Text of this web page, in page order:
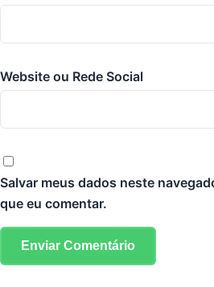
Website ou Rede Social
Salvar meus dados neste
que eu comentar.